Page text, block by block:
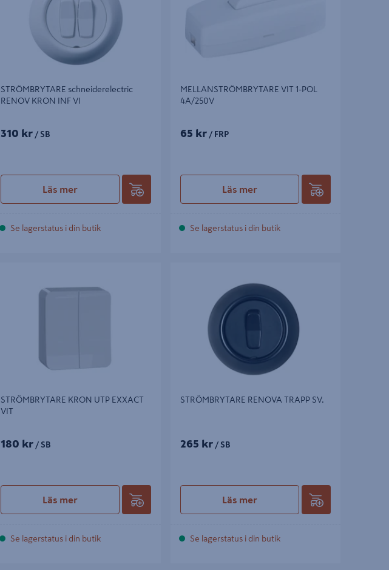
STRÖMBRYTARE schneiderelectric
RENOV KRON INF VI
310 kr / SB
Läs mer
Se lagerstatus i din butik
MELLANSTRÖMBRYTARE VIT 1-POL
4A/250V
65 kr / FRP
Läs mer
Se lagerstatus i din butik
STRÖMBRYTARE KRON UTP EXXACT
VIT
180 kr / SB
Läs mer
Se lagerstatus i din butik
STRÖMBRYTARE RENOVA TRAPP SV.
265 kr / SB
Läs mer
Se lagerstatus i din butik